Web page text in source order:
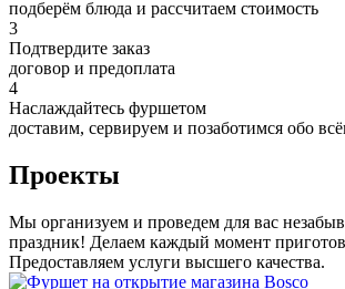
подберём блюда и рассчитаем стоимость
3
Подтвердите заказ
договор и предоплата
4
Наслаждайтесь фуршетом
доставим, сервируем и позаботимся обо
Проекты
Мы организуем и проведем для вас
праздник! Делаем каждый момент
Предоставляем услуги высшего качества.